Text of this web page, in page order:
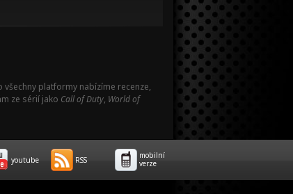
všechny platformy nabízíme recenze,
ze sérií jako Call of Duty, World of
youtube RSS
mobilní
verze